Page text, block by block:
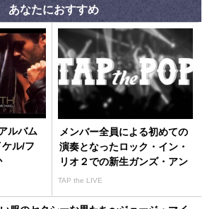
あなたにおすすめ
ルバム
ル/フ
メンバー全員による初めての
演奏となったロック・イン・
リオ２での新生ガンズ・アン
ド・ローゼス
TAP the LIVE